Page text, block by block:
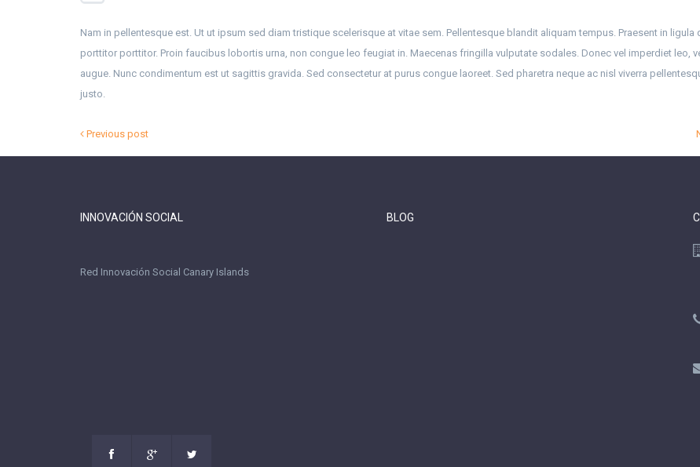
Nam in pellentesque est. Ut ut ipsum sed diam tristique scelerisque at vitae sem. Pellentesque blandit aliquam tempus. Praesent in ligula
porttitor porttitor. Proin faucibus lobortis urna, non congue leo feugiat in. Maecenas fringilla vulputate sodales. Donec vel imperdiet leo,
augue. Nunc condimentum est ut sagittis gravida. Sed consectetur at purus congue laoreet. Sed pharetra neque ac nisl viverra
justo.
Previous post
INNOVACIÓN SOCIAL
Red Innovación Social Canary Islands
BLOG